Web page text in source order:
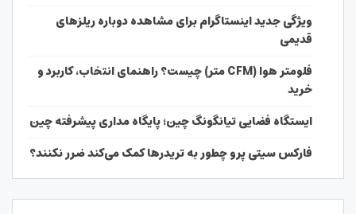
ویژگی جدید اینستاگرام برای مشاهده دوباره ریلزهای
قدیمی
فلومتر هوا (CFM متر) چیست؟ راهنمای انتخاب، کاربرد و
خرید
ایستگاه فضایی تیانگونگ چین؛ پایگاه مداری پیشرفته چین
فارکس سیتی پرو چطور به تریدرها کمک می‌کند ضرر نکنند؟